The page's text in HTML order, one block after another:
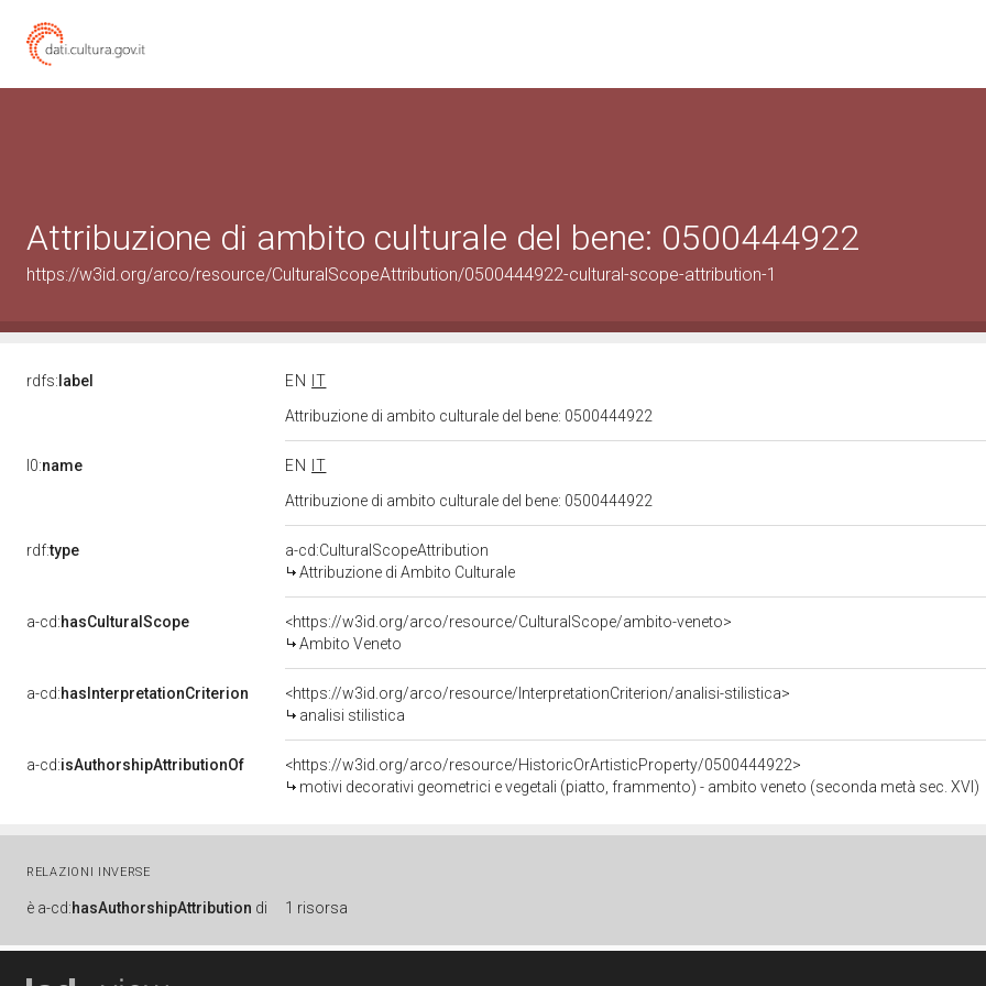
Attribuzione di ambito culturale del bene: 0500444922
https://w3id.org/arco/resource/CulturalScopeAttribution/0500444922-cultural-scope-attribution-1
rdfs: label EN
IT
Attribuzione di ambito culturale del bene: 0500444922
l0:name EN
IT
Attribuzione di ambito culturale del bene: 0500444922
rdf:type
a-cd:CulturalScopeAttribution
Attribuzione di Ambito Culturale
a-cd:hasCulturalScope
<https://w3id.org/arco/resource/CulturalScope/ambito-veneto>
Ambito Veneto
a-cd:hasInterpretationCriterion
<https://w3id.org/arco/resource/InterpretationCriterion/analisi-stilistica>
analisi stilistica
a-cd:isAuthorshipAttributionOf
<https://w3id.org/arco/resource/HistoricOrArtisticProperty/0500444922>
motivi decorativi geometrici e vegetali (piatto, frammento) - ambito veneto (seconda metà sec. XVI)
RELAZIONI INVERSE
è a-cd:hasAuthorshipAttribution di 1 risorsa